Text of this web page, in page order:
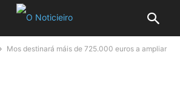
Mos destinará máis de 725.000 euros a ampliar